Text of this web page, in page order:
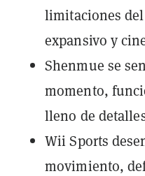
limitaciones
expansivo y
Shenmue se
momento,
lleno de
Wii Sports
movimiento,